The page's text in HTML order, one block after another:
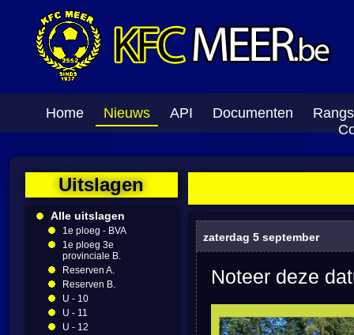
Home Nieuws API Documenten
Uitslagen
Alle uitslagen
1e ploeg - BVA
1e ploeg 3e
provinciale B.
Reserven A.
Reserven B.
U - 10
U - 11
U - 12
zaterdag 5 september
Noteer deze